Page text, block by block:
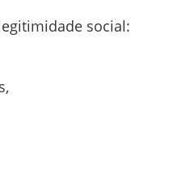
social: